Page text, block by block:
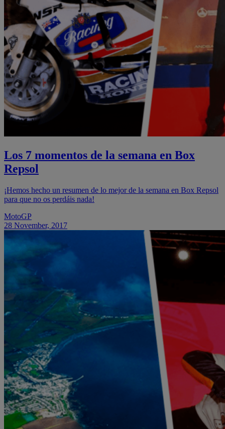
Los 7 momentos de la semana en Box
Repsol
¡Hemos hecho un resumen de lo mejor de la semana en Box Repsol
para que no os perdáis nada!
MotoGP
28 November, 2017